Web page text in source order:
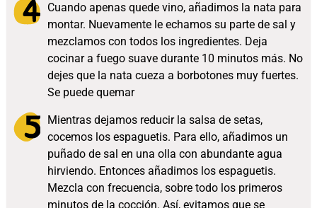
Cuando apenas quede vino, añadimos la nata para
montar. Nuevamente le echamos su parte de sal y
mezclamos con todos los ingredientes. Deja
cocinar a fuego suave durante 10 minutos más. No
dejes que la nata cueza a borbotones muy fuertes.
Se puede quemar
Mientras dejamos reducir la salsa de setas,
cocemos los espaguetis. Para ello, añadimos un
puñado de sal en una olla con abundante agua
hirviendo. Entonces añadimos los espaguetis.
Mezcla con frecuencia, sobre todo los primeros
minutos de la cocción. Así, evitamos que se